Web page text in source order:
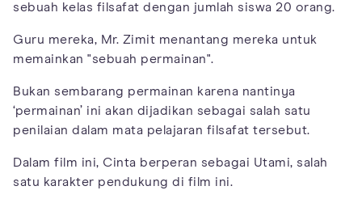
sebuah kelas filsafat dengan jumlah siswa 20 orang.
Guru mereka, Mr. Zimit menantang mereka untuk
memainkan "sebuah permainan".
Bukan sembarang permainan karena nantinya
‘permainan’ ini akan dijadikan sebagai salah satu
penilaian dalam mata pelajaran filsafat tersebut.
Dalam film ini, Cinta berperan sebagai Utami, salah
satu karakter pendukung di film ini.